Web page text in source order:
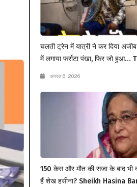
चलती ट्रेन में यात्री ने कर दिया अजीब
में लगाया फर्राटा पंखा, फिर जो
अगस्त 6, 2026
150 केस और मौत की सजा के बाद भी
हैं शेख हसीना? Sheikh Hasina